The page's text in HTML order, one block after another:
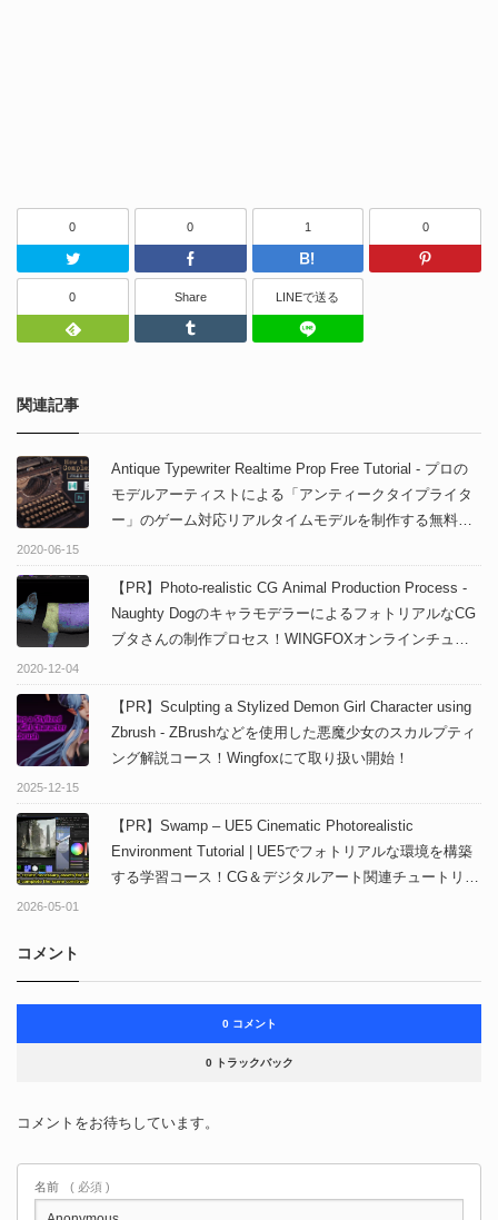
0
Twitter
0
Facebook
1
はてなブッ
0
0
Feedly
Share
Tumblr
LINEで送る
関連記事
Antique Typewriter Realtime Prop Free Tutorial - プロの
モデルアーティストによる「アンティークタイプライタ
ー」のゲーム対応リアルタイムモデルを制作する無料チ
2020-06-15
【PR】Photo-realistic CG Animal Production Process -
Naughty DogのキャラモデラーによるフォトリアルなCG
ブタさんの制作プロセス！WINGFOXオンラインチュー
2020-12-04
【PR】Sculpting a Stylized Demon Girl Character using
Zbrush - ZBrushなどを使用した悪魔少女のスカルプティ
ング解説コース！Wingfoxにて取り扱い開始！
2025-12-15
【PR】Swamp – UE5 Cinematic Photorealistic
Environment Tutorial | UE5でフォトリアルな環境を構築
する学習コース！CG＆デジタルアート関連チュートリア
2026-05-01
コメント
0 コメント
0 トラックバック
コメントをお待ちしています。
名前 ( 必須 )